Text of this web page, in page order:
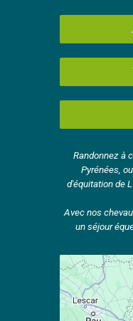
Randonnez à
Pyrénées,
d'équitation de
Avec nos
un séjour